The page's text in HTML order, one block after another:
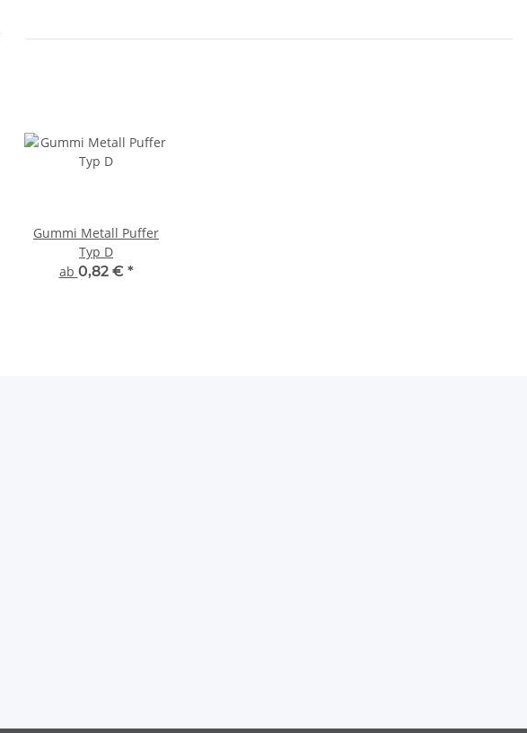
Gummi Metall Puffer
Typ D
ab 0,82 € *